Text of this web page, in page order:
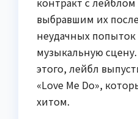
выбравшим их
неудачных
музыкальную
этого, лейбл
«Love Me Do»,
хитом.